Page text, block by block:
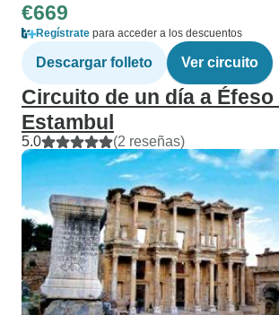
€669
Regístrate para acceder a los descuentos
Descargar folleto Ver circuito
Circuito de un día a Éfeso
Estambul
5.0 (2 reseñas)